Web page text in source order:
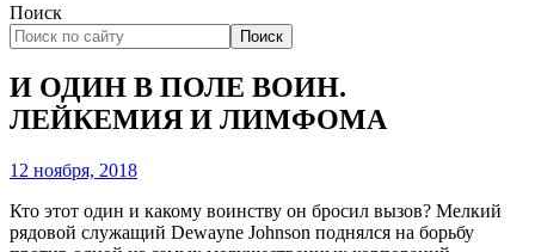
Поиск
Поиск
И ОДИН В ПОЛЕ ВОИН.
ЛЕЙКЕМИЯ И ЛИМФОМА
12 ноября, 2018
Кто этот один и какому воинству он бросил вызов? Мелкий
рядовой служащий Dewayne Johnson поднялся на борьбу